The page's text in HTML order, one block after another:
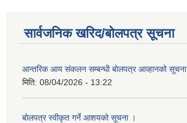
सार्वजनिक खरिद/बोलपत्र सूचना
आन्तरिक आय संकलन सम्बन्धी बोलपत्र आव्हानको सूचना
मिति: 08/04/2026 - 13:22
बोलपत्र स्वीकृत गर्ने आशयको सूचना ।